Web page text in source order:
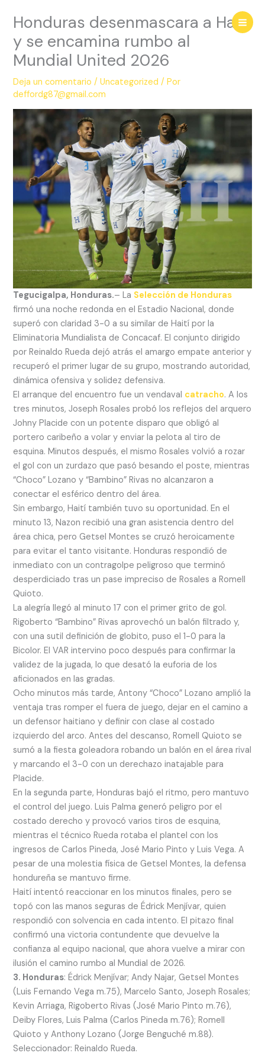
Honduras desenmascara a Haití
y se encamina rumbo al
Mundial United 2026
Deja un comentario /Uncategorized / Por
deffordg87@gmail.com
Tegucigalpa, Honduras.– La Selección de Honduras
firmó una noche redonda en el Estadio Nacional, donde
superó con claridad 3-0 a su similar de Haití por la
Eliminatoria Mundialista de Concacaf. El conjunto dirigido
por Reinaldo Rueda dejó atrás el amargo empate anterior y
recuperó el primer lugar de su grupo, mostrando autoridad,
dinámica ofensiva y solidez defensiva.
El arranque del encuentro fue un vendaval catracho. A los
tres minutos, Joseph Rosales probó los reflejos del arquero
Johny Placide con un potente disparo que obligó al
portero caribeño a volar y enviar la pelota al tiro de
esquina. Minutos después, el mismo Rosales volvió a rozar
el gol con un zurdazo que pasó besando el poste, mientras
“Choco” Lozano y “Bambino” Rivas no alcanzaron a
conectar el esférico dentro del área.
Sin embargo, Haití también tuvo su oportunidad. En el
minuto 13, Nazon recibió una gran asistencia dentro del
área chica, pero Getsel Montes se cruzó heroicamente
para evitar el tanto visitante. Honduras respondió de
inmediato con un contragolpe peligroso que terminó
desperdiciado tras un pase impreciso de Rosales a Romell
Quioto.
La alegría llegó al minuto 17 con el primer grito de gol.
Rigoberto “Bambino” Rivas aprovechó un balón filtrado y,
con una sutil definición de globito, puso el 1-0 para la
Bicolor. El VAR intervino poco después para confirmar la
validez de la jugada, lo que desató la euforia de los
aficionados en las gradas.
Ocho minutos más tarde, Antony “Choco” Lozano amplió la
ventaja tras romper el fuera de juego, dejar en el camino a
un defensor haitiano y definir con clase al costado
izquierdo del arco. Antes del descanso, Romell Quioto se
sumó a la fiesta goleadora robando un balón en el área rival
y marcando el 3-0 con un derechazo inatajable para
Placide.
En la segunda parte, Honduras bajó el ritmo, pero mantuvo
el control del juego. Luis Palma generó peligro por el
costado derecho y provocó varios tiros de esquina,
mientras el técnico Rueda rotaba el plantel con los
ingresos de Carlos Pineda, José Mario Pinto y Luis Vega. A
pesar de una molestia física de Getsel Montes, la defensa
hondureña se mantuvo firme.
Haití intentó reaccionar en los minutos finales, pero se
topó con las manos seguras de Édrick Menjívar, quien
respondió con solvencia en cada intento. El pitazo final
confirmó una victoria contundente que devuelve la
confianza al equipo nacional, que ahora vuelve a mirar con
ilusión el camino rumbo al Mundial de 2026.
3. Honduras: Édrick Menjívar; Andy Najar, Getsel Montes
(Luis Fernando Vega m.75), Marcelo Santo, Joseph Rosales;
Kevin Arriaga, Rigoberto Rivas (José Mario Pinto m.76),
Deiby Flores, Luis Palma (Carlos Pineda m.76); Romell
Quioto y Anthony Lozano (Jorge Benguché m.88).
Seleccionador: Reinaldo Rueda.